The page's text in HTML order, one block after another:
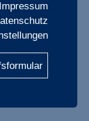
Impressum